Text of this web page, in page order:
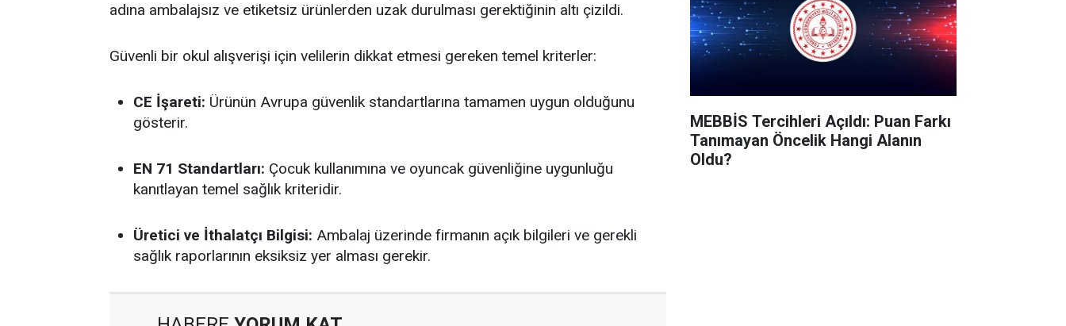
adına ambalajsız ve etiketsiz ürünlerden uzak durulması gerektiğinin altı çizildi.
Güvenli bir okul alışverişi için velilerin dikkat etmesi gereken temel kriterler:
CE İşareti: Ürünün Avrupa güvenlik standartlarına tamamen uygun olduğunu
gösterir.
EN 71 Standartları: Çocuk kullanımına ve oyuncak güvenliğine uygunluğu
kanıtlayan temel sağlık kriteridir.
Üretici ve İthalatçı Bilgisi: Ambalaj üzerinde firmanın açık bilgileri ve gerekli
sağlık raporlarının eksiksiz yer alması gerekir.
MEBBİS Tercihleri Açıldı: Puan Farkı
Tanımayan Öncelik Hangi Alanın
Oldu?